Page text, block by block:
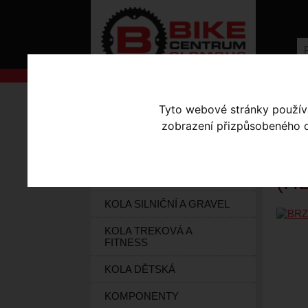
Tyto webové stránky
zobrazení přizpůsobeného
KOLA S-WORKS
KOLA SILNIČNÍ A GRAVEL
KOLA TREKOVÁ A
FITNESS
KOLA DĚTSKÁ
KOMPONENTY